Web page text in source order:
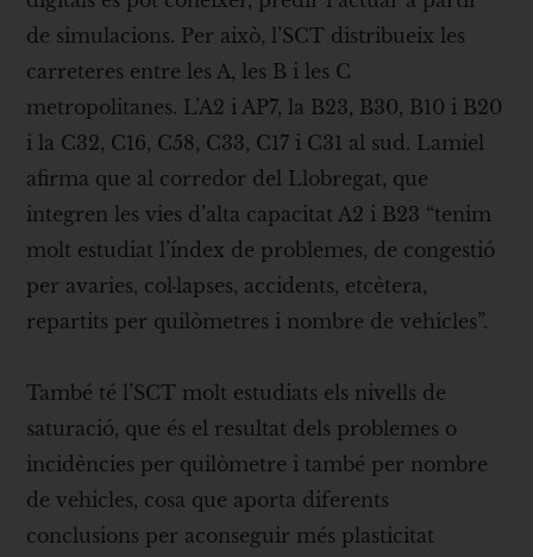
de simulacions. Per això, l’SCT distribueix les
carreteres entre les A, les B i les C
metropolitanes. L’A2 i AP7, la B23, B30, B10 i B20
i la C32, C16, C58, C33, C17 i C31 al sud. Lamiel
afirma que al corredor del Llobregat, que
integren les vies d’alta capacitat A2 i B23 “tenim
molt estudiat l’índex de problemes, de congestió
per avaries, col·lapses, accidents, etcètera,
repartits per quilòmetres i nombre de vehicles”.
També té l’SCT molt estudiats els nivells de
saturació, que és el resultat dels problemes o
incidències per quilòmetre i també per nombre
de vehicles, cosa que aporta diferents
conclusions per aconseguir més plasticitat